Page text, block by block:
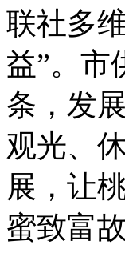
联社多
益”。市
条，发
观光、
展，让
蜜致富故